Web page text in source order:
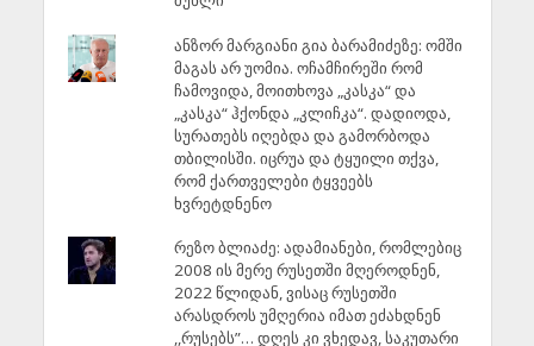
ანზორ მარგიანი გია ბარამიძეზე: ომში
მაგას არ უომია. ოჩამჩირეში რომ
ჩამოვიდა, მოითხოვა „კასკა“ და
„კასკა“ ჰქონდა „კლიჩკა“. დადიოდა,
სურათებს იღებდა და გამორბოდა
თბილისში. იცრუა და ტყუილი თქვა,
რომ ქართველები ტყვეებს
ხვრეტდნენო
რეზო ბლიაძე: ადამიანები, რომლებიც
2008 ის მერე რუსეთში მღეროდნენ,
2022 წლიდან, ვისაც რუსეთში
არასდროს უმღერია იმათ ეძახდნენ
,,რუსებს”… დღეს კი ვხედავ, საკუთარი